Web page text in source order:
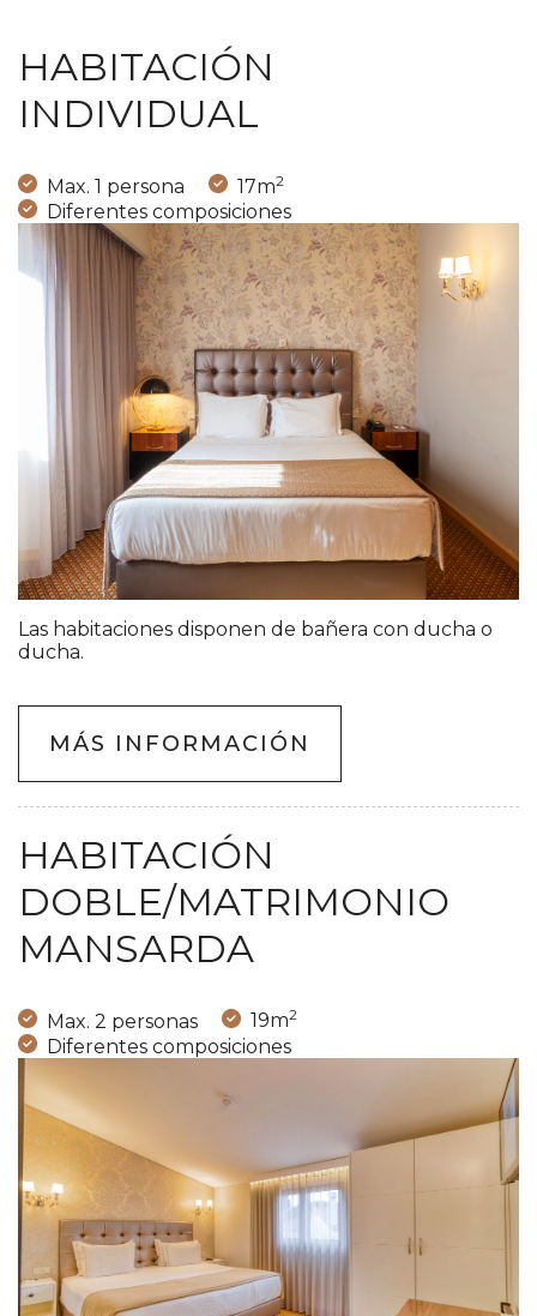
HABITACIÓN
INDIVIDUAL
Max. 1 persona 17m2
Diferentes composiciones
Las habitaciones disponen de bañera con ducha o
ducha.
MÁS INFORMACIÓN
HABITACIÓN
DOBLE/MATRIMONIO
MANSARDA
Max. 2 personas 19m2
Diferentes composiciones